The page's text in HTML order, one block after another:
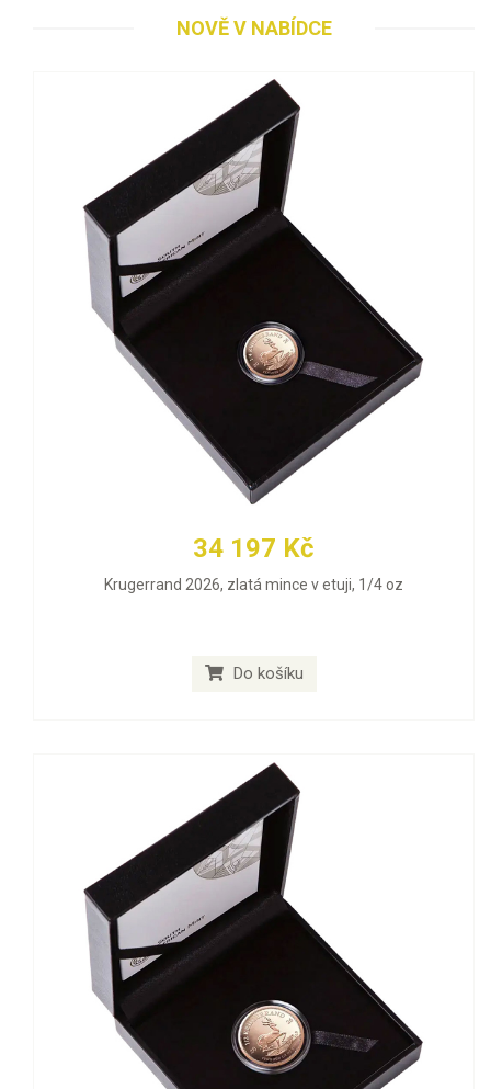
NOVĚ V NABÍDCE
34 197 Kč
Krugerrand 2026, zlatá mince v etuji, 1/4 oz
Do košíku